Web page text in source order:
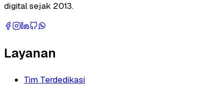
digital sejak 2013.
Layanan
Tim Terdedikasi